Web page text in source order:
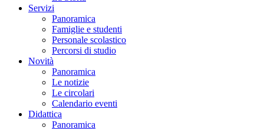
Servizi
Panoramica
Famiglie e studenti
Personale scolastico
Percorsi di studio
Novità
Panoramica
Le notizie
Le circolari
Calendario eventi
Didattica
Panoramica